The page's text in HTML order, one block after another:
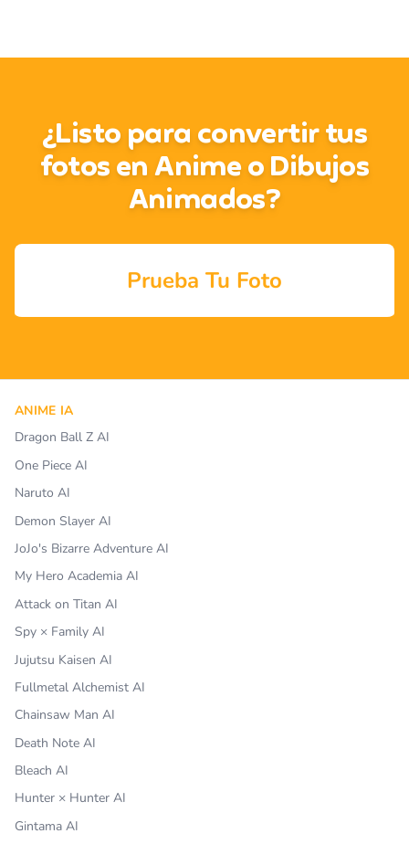
¿Listo para convertir tus
fotos en Anime o Dibujos
Animados?
Prueba Tu Foto
ANIME IA
Dragon Ball Z AI
One Piece AI
Naruto AI
Demon Slayer AI
JoJo's Bizarre Adventure AI
My Hero Academia AI
Attack on Titan AI
Spy × Family AI
Jujutsu Kaisen AI
Fullmetal Alchemist AI
Chainsaw Man AI
Death Note AI
Bleach AI
Hunter × Hunter AI
Gintama AI